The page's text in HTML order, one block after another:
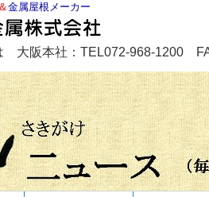
＆金属屋根メーカー
大阪本社：TEL072-968-1200